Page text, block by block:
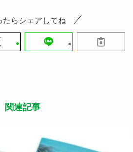
たらシェアしてね
関連記事